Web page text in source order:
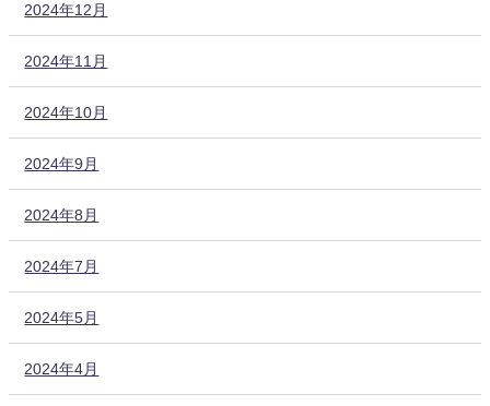
2024年12月
2024年11月
2024年10月
2024年9月
2024年8月
2024年7月
2024年5月
2024年4月